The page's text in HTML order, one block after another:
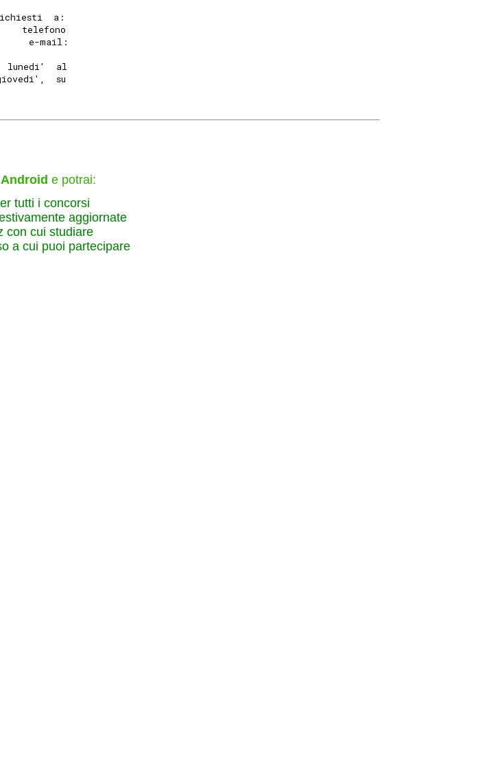
a:
telefono
e-mail:
lunedi'  al
su
e potrai:
tutti i concorsi
aggiornate
con cui studiare
a cui puoi partecipare